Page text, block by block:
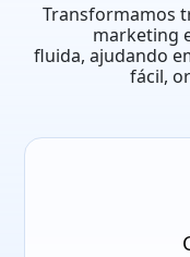
Transformamos
marketing
fluida, ajudando
fácil,